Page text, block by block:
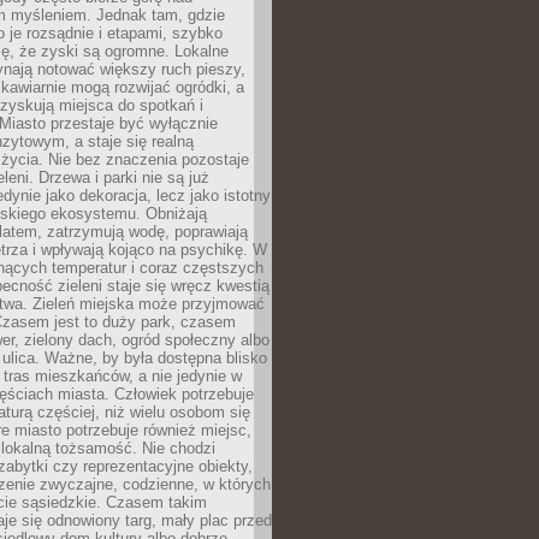
myśleniem. Jednak tam, gdzie
je rozsądnie i etapami, szybko
że zyski są ogromne. Lokalne
notować większy ruch pieszy,
mogą rozwijać ogródki, a
miejsca do spotkań i
przestaje być wyłącznie
a staje się realną
Nie bez znaczenia pozostaje
Drzewa i parki nie są już
jako dekoracja, lecz jako istotny
ekosystemu. Obniżają
zatrzymują wodę, poprawiają
i wpływają kojąco na psychikę. W
temperatur i coraz częstszych
zieleni staje się wręcz kwestią
Zieleń miejska może przyjmować
jest to duży park, czasem
zielony dach, ogród społeczny albo
Ważne, by była dostępna blisko
mieszkańców, a nie jedynie w
miasta. Człowiek potrzebuje
częściej, niż wielu osobom się
miasto potrzebuje również miejsc,
tożsamość. Nie chodzi
czy reprezentacyjne obiekty,
zwyczajne, codzienne, w których
sąsiedzkie. Czasem takim
się odnowiony targ, mały plac przed